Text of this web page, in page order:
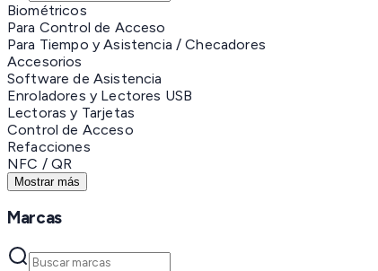
Biométricos
Para Control de Acceso
Para Tiempo y Asistencia / Checadores
Accesorios
Software de Asistencia
Enroladores y Lectores USB
Lectoras y Tarjetas
Control de Acceso
Refacciones
NFC / QR
Mostrar más
Marcas